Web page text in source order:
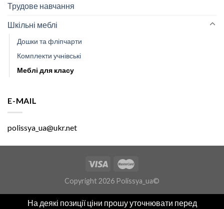
Трудове навчання
Шкільні меблі
Дошки та фліпчарти
Комплекти учнівські
Меблі для класу
E-MAIL
polissya_ua@ukr.net
Copyright 2026 Polissya_ua©
На деякі позиції ціни прошу уточнювати перед